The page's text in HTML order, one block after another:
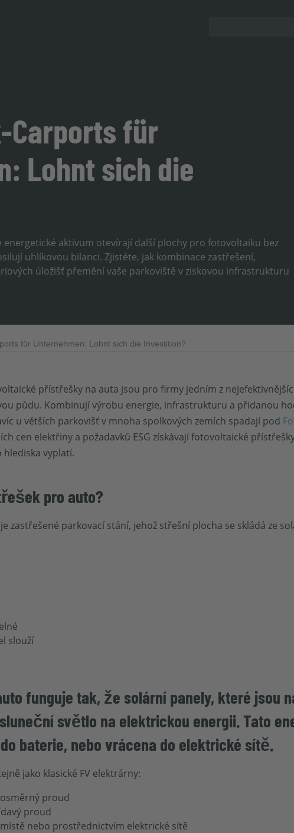
Carports für
Lohnt sich die
aktivum otevírají další plochy pro fotovoltaiku bez
uhlíkovou bilanci. Zjistěte, jak kombinace zastřešení,
úložišť přemění vaše parkoviště v ziskovou infrastrukturu
für Unternehmen: Lohnt sich die Investition?
přístřešky na auta jsou pro firmy jedním z
půdu. Kombinují výrobu energie, infrastrukturu a přidanou
u větších parkovišť v mnoha spolkových zemích spadají pod
cen elektřiny a požadavků ESG získávají fotovoltaické
vyplatí.
pro auto?
zastřešené parkovací stání, jehož střešní plocha se skládá ze
slouží
funguje tak, že solární panely, které jsou
světlo na elektrickou energii. Tato
baterie, nebo vrácena do elektrické sítě.
jako klasické FV elektrárny:
proud
proud
nebo prostřednictvím elektrické sítě